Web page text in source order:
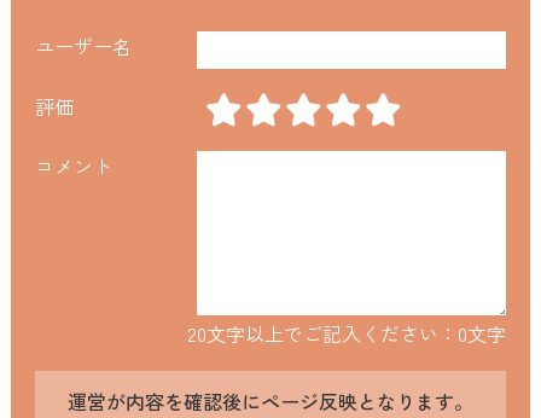
ユーザー名
評価
コメント
20文字以上でご記入ください： 0文字
運営が内容を確認後にページ反映となります。